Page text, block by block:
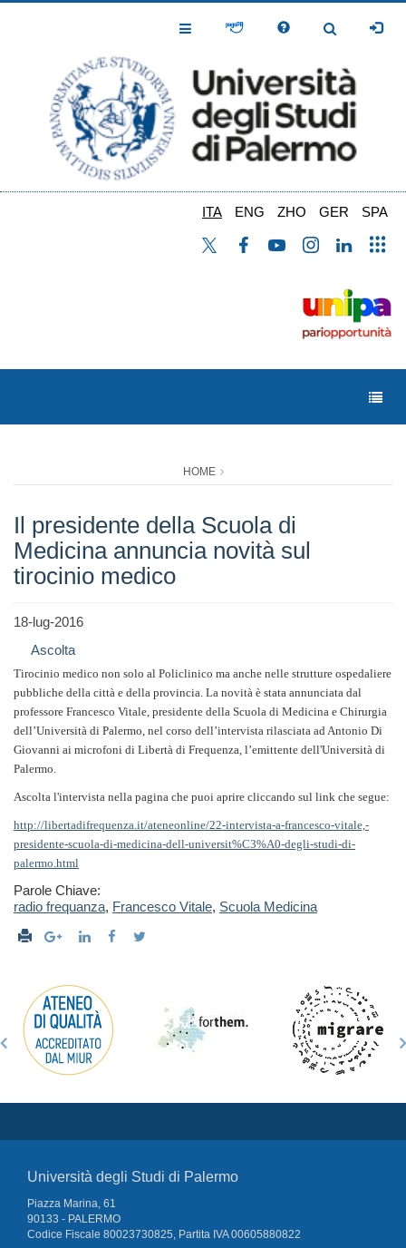
Toggle
Toggle
ITA ENG ZHO GER SPA
HOME
Il presidente della Scuola di
Medicina annuncia novità sul
tirocinio medico
18-lug-2016
Ascolta
Tirocinio medico non solo al Policlinico ma anche nelle strutture ospedaliere
pubbliche della città e della provincia. La novità è stata annunciata dal
professore Francesco Vitale, presidente della Scuola di Medicina e Chirurgia
dell’Università di Palermo, nel corso dell’intervista rilasciata ad Antonio Di
Giovanni ai microfoni di Libertà di Frequenza, l’emittente dell'Università di
Palermo.
Ascolta l'intervista nella pagina che puoi aprire cliccando sul link che segue:
http://libertadifrequenza.it/ateneonline/22-intervista-a-francesco-vitale,-
presidente-scuola-di-medicina-dell-universit%C3%A0-degli-studi-di-
palermo.html
Parole Chiave:
radio frequanza, Francesco Vitale, Scuola Medicina
Università degli Studi di Palermo
Piazza Marina, 61
90133 - PALERMO
Codice Fiscale 80023730825, Partita IVA 00605880822